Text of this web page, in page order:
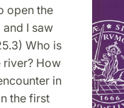
open the
I saw
Who is
river? How
in
the first